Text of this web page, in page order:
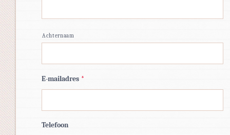
Achternaam
E-mailadres *
Telefoon